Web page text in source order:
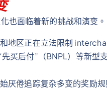
也面临着新的挑战和演变。
地区正在立法限制
买后付”（BNPL）等新型
厌倦追踪复杂多变的奖励